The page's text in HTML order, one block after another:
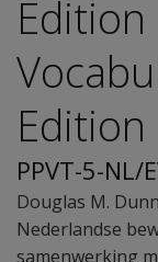
Edition
Edition
PPVT-5-NL/
Douglas M. Dunn
Nederlandse
samenwerking